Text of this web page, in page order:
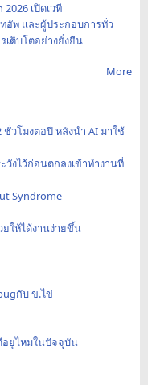
เปิดเวที
อัพ และผู้ประกอบการทั่ว
เติบโตอย่างยั่งยืน
More
ชั่วโมงต่อปี หลังนำ AI มาใช้
งไว้ก่อนตกลงเข้าทำงานที่
Syndrome
ให้ได้งานง่ายขึ้น
กับ ข.ไข่
อยู่ไหมในปัจจุบัน